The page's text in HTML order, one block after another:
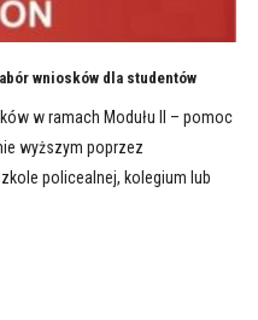
wniosków dla studentów
w ramach Modułu II – pomoc
wyższym poprzez
policealnej, kolegium lub